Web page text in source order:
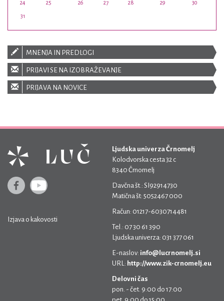
24 25 26 27 28 29 30
31
MNENJA IN PREDLOGI
PRIJAVI SE NA IZOBRAŽEVANJE
PRIJAVA NA NOVICE
Izjava o kakovosti
Ljudska univerza Črnomelj
Kolodvorska cesta 32 c
8340 Črnomelj
Davčna št.: SI92914730
Matična št: 5052467 000
Račun: 01217-6030714481
Tel.: 07 30 61 390
Ljudska univerza: 031 377 061
E-naslov: info@lucrnomelj.si
URL: http://www.zik-crnomelj.eu
Delovni čas
pon. - čet. 9:00 do 17:00